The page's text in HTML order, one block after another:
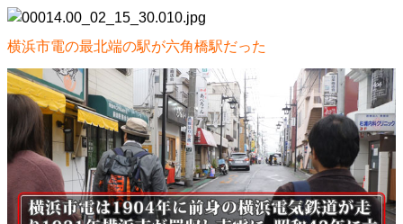
横浜市電の最北端の駅が六角橋駅だった